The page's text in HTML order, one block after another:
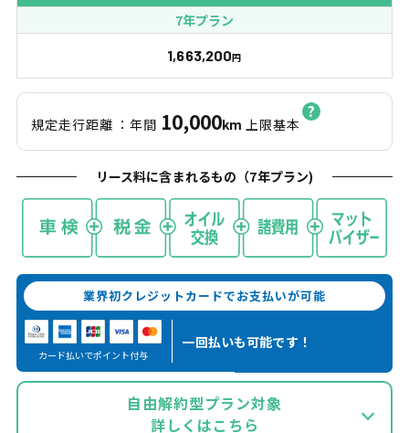
7年プラン
1,663,200円
規定走行距離 ：年間 10,000km 上限基本
リース料に含まれるもの（7年プラン)
業界初クレジットカードでお支払いが可能
カード払いでポイント付与
一回払いも可能です！
自由解約型プラン対象
詳しくはこちら